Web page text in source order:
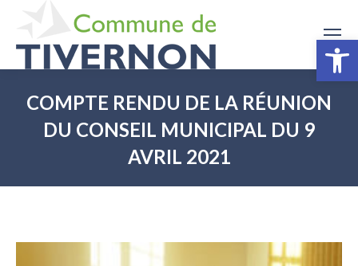
COMPTE RENDU DE LA RÉUNION
DU CONSEIL MUNICIPAL DU 9
AVRIL 2021